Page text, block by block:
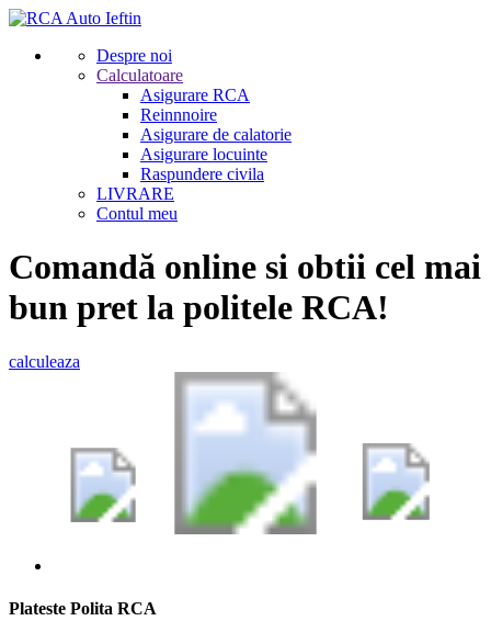
Despre noi
Calculatoare
Asigurare RCA
Reinnnoire
Asigurare de calatorie
Asigurare locuinte
Raspundere civila
LIVRARE
Contul meu
Comandă online si obtii cel mai
bun pret la politele RCA!
calculeaza
Plateste Polita RCA